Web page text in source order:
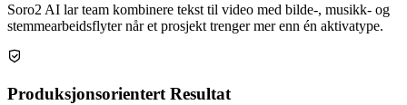
Soro2 AI lar team kombinere tekst til video med bilde-, musikk- og
stemmearbeidsflyter når et prosjekt trenger mer enn én aktivatype.
Produksjonsorientert Resultat